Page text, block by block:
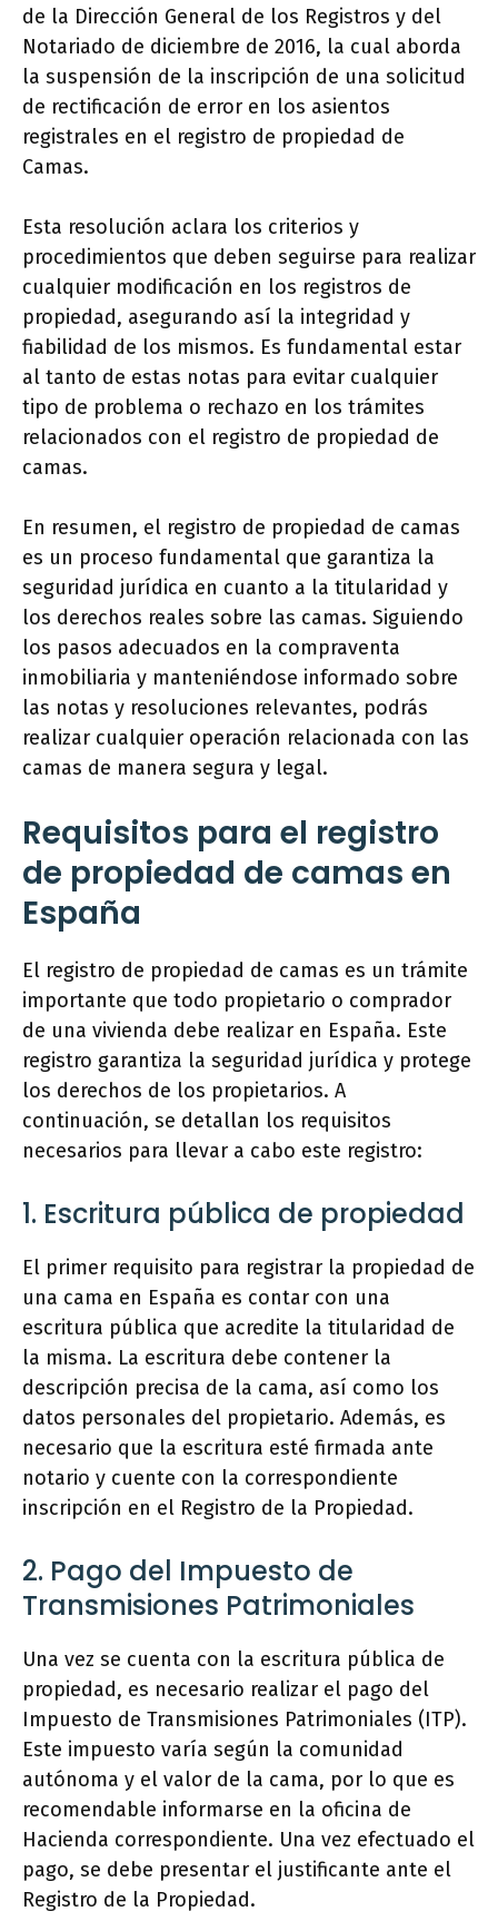
de la Dirección General de los Registros y del
Notariado de diciembre de 2016, la cual aborda
la suspensión de la inscripción de una solicitud
de rectificación de error en los asientos
registrales en el registro de propiedad de
Camas.
Esta resolución aclara los criterios y
procedimientos que deben seguirse para realizar
cualquier modificación en los registros de
propiedad, asegurando así la integridad y
fiabilidad de los mismos. Es fundamental estar
al tanto de estas notas para evitar cualquier
tipo de problema o rechazo en los trámites
relacionados con el registro de propiedad de
camas.
En resumen, el registro de propiedad de camas
es un proceso fundamental que garantiza la
seguridad jurídica en cuanto a la titularidad y
los derechos reales sobre las camas. Siguiendo
los pasos adecuados en la compraventa
inmobiliaria y manteniéndose informado sobre
las notas y resoluciones relevantes, podrás
realizar cualquier operación relacionada con las
camas de manera segura y legal.
Requisitos para el registro
de propiedad de camas en
España
El registro de propiedad de camas es un trámite
importante que todo propietario o comprador
de una vivienda debe realizar en España. Este
registro garantiza la seguridad jurídica y protege
los derechos de los propietarios. A
continuación, se detallan los requisitos
necesarios para llevar a cabo este registro:
1. Escritura pública de propiedad
El primer requisito para registrar la propiedad de
una cama en España es contar con una
escritura pública que acredite la titularidad de
la misma. La escritura debe contener la
descripción precisa de la cama, así como los
datos personales del propietario. Además, es
necesario que la escritura esté firmada ante
notario y cuente con la correspondiente
inscripción en el Registro de la Propiedad.
2. Pago del Impuesto de
Transmisiones Patrimoniales
Una vez se cuenta con la escritura pública de
propiedad, es necesario realizar el pago del
Impuesto de Transmisiones Patrimoniales (ITP).
Este impuesto varía según la comunidad
autónoma y el valor de la cama, por lo que es
recomendable informarse en la oficina de
Hacienda correspondiente. Una vez efectuado el
pago, se debe presentar el justificante ante el
Registro de la Propiedad.